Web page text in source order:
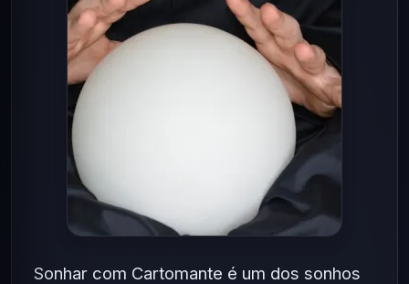
Sonhar com Cartomante é um dos sonhos